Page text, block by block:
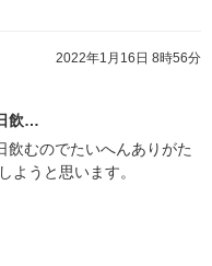
2022年1月16日 8時56分
飲…
飲むのでたいへんありがた
ようと思います。